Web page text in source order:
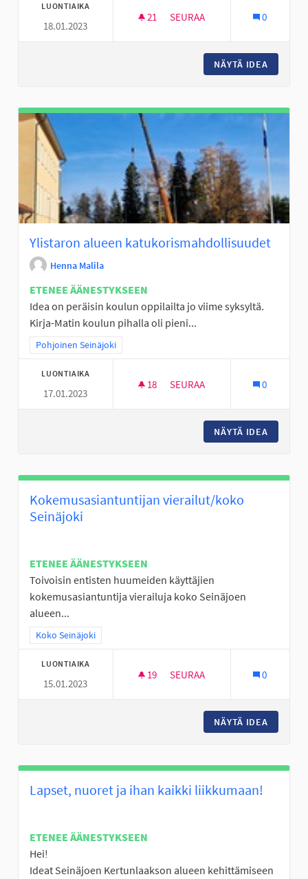
LUONTIAIKA
18.01.2023
21 21 SEURAAJAA
SEURAA 0
NÄYTÄ IDEA
Ylistaron alueen katukorismahdollisuudet
Henna Malila
ETENEE ÄÄNESTYKSEEN
Idea on peräisin koulun oppilailta jo viime syksyltä.
Kirja-Matin koulun pihalla oli pieni...
Rajaa tulokset teeman mukaan: Pohjoinen Seinäjoki
Pohjoinen Seinäjoki
LUONTIAIKA
17.01.2023
18 18 SEURAAJAA
SEURAA 0
NÄYTÄ IDEA
Kokemusasiantuntijan vierailut/koko
Seinäjoki
ETENEE ÄÄNESTYKSEEN
Toivoisin entisten huumeiden käyttäjien
kokemusasiantuntija vierailuja koko Seinäjoen
alueen...
Rajaa tulokset teeman mukaan: Koko Seinäjoki
Koko Seinäjoki
LUONTIAIKA
15.01.2023
19 19 SEURAAJAA
SEURAA 0
NÄYTÄ IDEA
Lapset, nuoret ja ihan kaikki liikkumaan!
ETENEE ÄÄNESTYKSEEN
Hei!
Ideat Seinäjoen Kertunlaakson alueen kehittämiseen